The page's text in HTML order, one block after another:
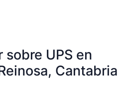
sobre UPS en
Cantabria